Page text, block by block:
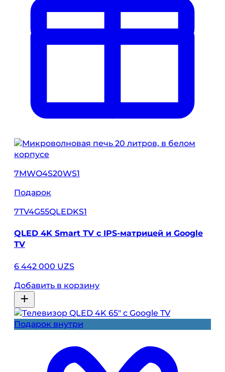
7MWO4S20WS1
Подарок
7TV4G55QLEDKS1
QLED 4K Smart TV с IPS-матрицей и Google
TV
6 442 000 UZS
Добавить в корзину
Подарок внутри